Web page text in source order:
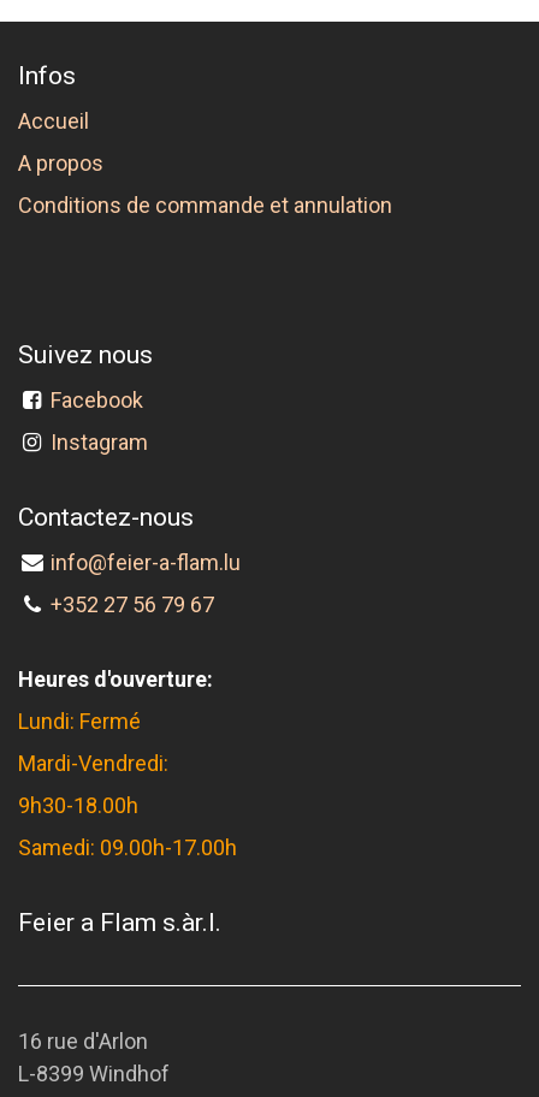
Infos
Accueil
A propos
Conditions de commande et annulation
Suivez nous
Facebook
Instagram
Contactez-nous
info@feier-a-flam.lu
+352 27 56 79 67
Heures d'ouverture:
Lundi: Fermé
Mardi-Vendredi:
9h30-18.00h
Samedi: 09.00h-17.00h
Feier a Flam s.àr.l.
16 rue d'Arlon
L-8399 Windhof